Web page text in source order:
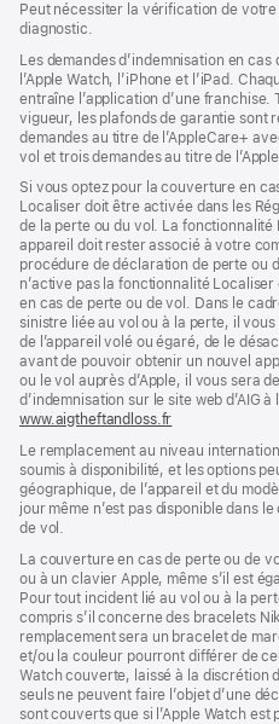
nouvelle
fenêtre)
nouvelle
une
nouvelle
fenêtre)
Peut nécessiter la vérification de
diagnostic.
Les demandes d’indemnisation en
l’Apple Watch, l’iPhone et l’iPad.
entraîne l’application d’une
vigueur, les plafonds de garantie sont
demandes au titre de l’AppleCare+
vol et trois demandes au titre de
Si vous optez pour la couverture en
Localiser doit être activée dans les
de la perte ou du vol. La
appareil doit rester associé à votre
procédure de déclaration de perte ou
n’active pas la fonctionnalité
en cas de perte ou de vol. Dans le
sinistre liée au vol ou à la perte, il
de l’appareil volé ou égaré, de le
avant de pouvoir obtenir un nouvel
ou le vol auprès d’Apple, il vous sera
d’indemnisation sur le site web d’AIG à
www.aigtheftandloss.fr
une
nouvelle
fenêtre)
Le remplacement au niveau
soumis à disponibilité, et les options
géographique, de l’appareil et du
jour même n’est pas disponible dans
de vol.
La couverture en cas de perte ou de
ou à un clavier Apple, même s’il est
Pour tout incident lié au vol ou à la
compris s’il concerne des bracelets
remplacement sera un bracelet de
et/ou la couleur pourront différer de
Watch couverte, laissé à la discrétion
seuls ne peuvent faire l’objet d’une
sont couverts que si l’Apple Watch est